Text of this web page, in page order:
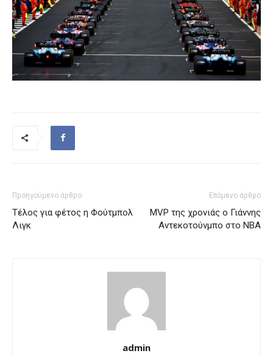
Προηγούμενο άρθρο
Τέλος για φέτος η Φούτμπολ
Λιγκ
Επόμενο άρθρο
ΜVP της χρονιάς ο Γιάννης
Αντεκοτούνμπο στο ΝΒΑ
admin